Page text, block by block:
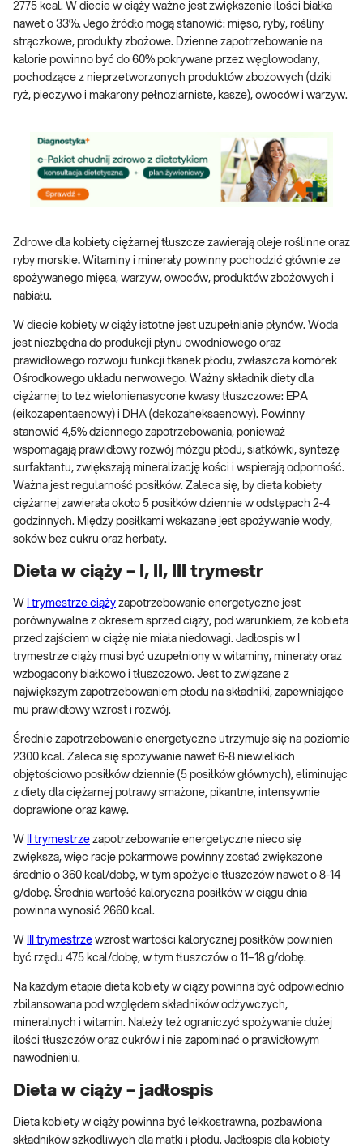
2775 kcal. W diecie w ciąży ważne jest zwiększenie ilości białka
nawet o 33%. Jego źródło mogą stanowić: mięso, ryby, rośliny
strączkowe, produkty zbożowe. Dzienne zapotrzebowanie na
kalorie powinno być do 60% pokrywane przez węglowodany,
pochodzące z nieprzetworzonych produktów zbożowych (dziki
ryż, pieczywo i makarony pełnoziarniste, kasze), owoców i warzyw.
Zdrowe dla kobiety ciężarnej tłuszcze zawierają oleje roślinne oraz
ryby morskie. Witaminy i minerały powinny pochodzić głównie ze
spożywanego mięsa, warzyw, owoców, produktów zbożowych i
nabiału.
W diecie kobiety w ciąży istotne jest uzupełnianie płynów. Woda
jest niezbędna do produkcji płynu owodniowego oraz
prawidłowego rozwoju funkcji tkanek płodu, zwłaszcza komórek
Ośrodkowego układu nerwowego. Ważny składnik diety dla
ciężarnej to też wielonienasycone kwasy tłuszczowe: EPA
(eikozapentaenowy) i DHA (dekozaheksaenowy). Powinny
stanowić 4,5% dziennego zapotrzebowania, ponieważ
wspomagają prawidłowy rozwój mózgu płodu, siatkówki, syntezę
surfaktantu, zwiększają mineralizację kości i wspierają odporność.
Ważna jest regularność posiłków. Zaleca się, by dieta kobiety
ciężarnej zawierała około 5 posiłków dziennie w odstępach 2-4
godzinnych. Między posiłkami wskazane jest spożywanie wody,
soków bez cukru oraz herbaty.
Dieta w ciąży – I, II, III trymestr
W I trymestrze ciąży zapotrzebowanie energetyczne jest
porównywalne z okresem sprzed ciąży, pod warunkiem, że kobieta
przed zajściem w ciążę nie miała niedowagi. Jadłospis w I
trymestrze ciąży musi być uzupełniony w witaminy, minerały oraz
wzbogacony białkowo i tłuszczowo. Jest to związane z
największym zapotrzebowaniem płodu na składniki, zapewniające
mu prawidłowy wzrost i rozwój.
Średnie zapotrzebowanie energetyczne utrzymuje się na poziomie
2300 kcal. Zaleca się spożywanie nawet 6-8 niewielkich
objętościowo posiłków dziennie (5 posiłków głównych), eliminując
z diety dla ciężarnej potrawy smażone, pikantne, intensywnie
doprawione oraz kawę.
W II trymestrze zapotrzebowanie energetyczne nieco się
zwiększa, więc racje pokarmowe powinny zostać zwiększone
średnio o 360 kcal/dobę, w tym spożycie tłuszczów nawet o 8-14
g/dobę. Średnia wartość kaloryczna posiłków w ciągu dnia
powinna wynosić 2660 kcal.
W III trymestrze wzrost wartości kalorycznej posiłków powinien
być rzędu 475 kcal/dobę, w tym tłuszczów o 11–18 g/dobę.
Na każdym etapie dieta kobiety w ciąży powinna być odpowiednio
zbilansowana pod względem składników odżywczych,
mineralnych i witamin. Należy też ograniczyć spożywanie dużej
ilości tłuszczów oraz cukrów i nie zapominać o prawidłowym
nawodnieniu.
Dieta w ciąży – jadłospis
Dieta kobiety w ciąży powinna być lekkostrawna, pozbawiona
składników szkodliwych dla matki i płodu. Jadłospis dla kobiety